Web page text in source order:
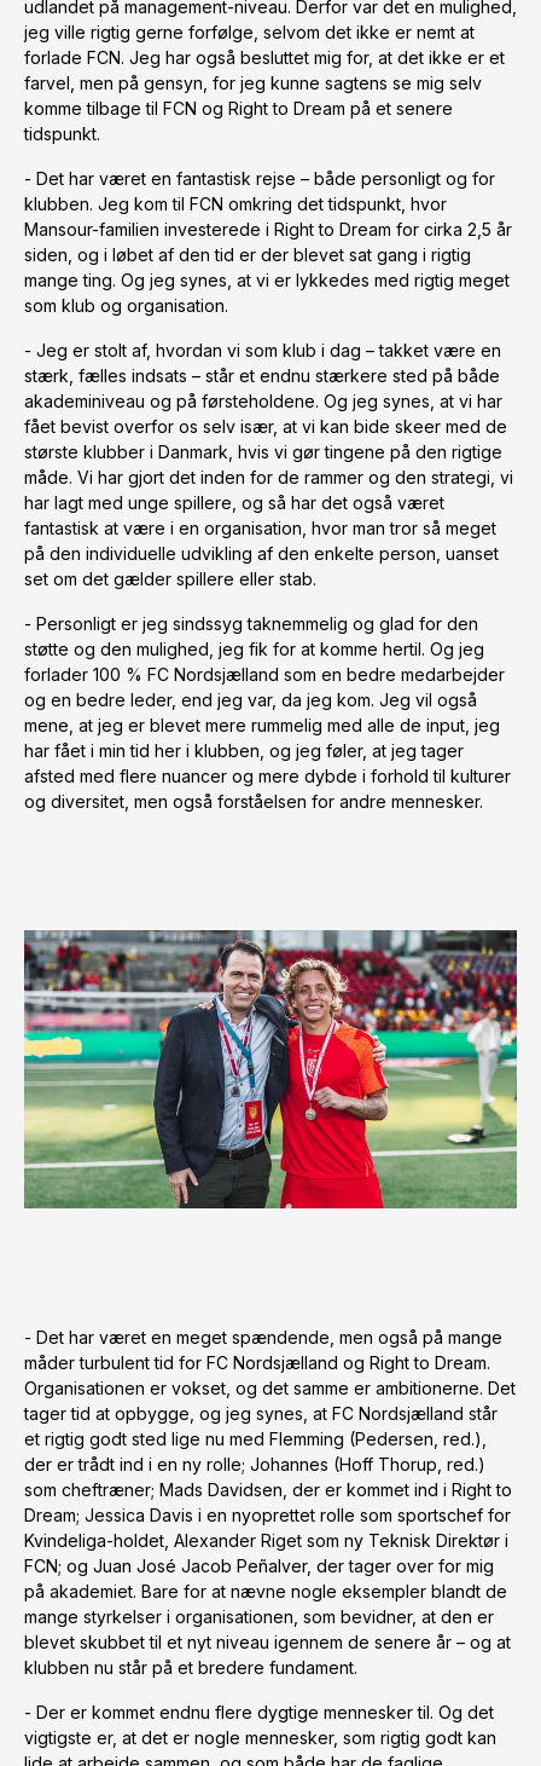
udlandet på management-niveau. Derfor var det en mulighed,
jeg ville rigtig gerne forfølge, selvom det ikke er nemt at
forlade FCN. Jeg har også besluttet mig for, at det ikke er et
farvel, men på gensyn, for jeg kunne sagtens se mig selv
komme tilbage til FCN og Right to Dream på et senere
tidspunkt.
- Det har været en fantastisk rejse – både personligt og for
klubben. Jeg kom til FCN omkring det tidspunkt, hvor
Mansour-familien investerede i Right to Dream for cirka 2,5 år
siden, og i løbet af den tid er der blevet sat gang i rigtig
mange ting. Og jeg synes, at vi er lykkedes med rigtig meget
som klub og organisation.
- Jeg er stolt af, hvordan vi som klub i dag – takket være en
stærk, fælles indsats – står et endnu stærkere sted på både
akademiniveau og på førsteholdene. Og jeg synes, at vi har
fået bevist overfor os selv især, at vi kan bide skeer med de
største klubber i Danmark, hvis vi gør tingene på den rigtige
måde. Vi har gjort det inden for de rammer og den strategi, vi
har lagt med unge spillere, og så har det også været
fantastisk at være i en organisation, hvor man tror så meget
på den individuelle udvikling af den enkelte person, uanset
set om det gælder spillere eller stab.
- Personligt er jeg sindssyg taknemmelig og glad for den
støtte og den mulighed, jeg fik for at komme hertil. Og jeg
forlader 100 % FC Nordsjælland som en bedre medarbejder
og en bedre leder, end jeg var, da jeg kom. Jeg vil også
mene, at jeg er blevet mere rummelig med alle de input, jeg
har fået i min tid her i klubben, og jeg føler, at jeg tager
afsted med flere nuancer og mere dybde i forhold til kulturer
og diversitet, men også forståelsen for andre mennesker.
- Det har været en meget spændende, men også på mange
måder turbulent tid for FC Nordsjælland og Right to Dream.
Organisationen er vokset, og det samme er ambitionerne. Det
tager tid at opbygge, og jeg synes, at FC Nordsjælland står
et rigtig godt sted lige nu med Flemming (Pedersen, red.),
der er trådt ind i en ny rolle; Johannes (Hoff Thorup, red.)
som cheftræner; Mads Davidsen, der er kommet ind i Right to
Dream; Jessica Davis i en nyoprettet rolle som sportschef for
Kvindeliga-holdet, Alexander Riget som ny Teknisk Direktør i
FCN; og Juan José Jacob Peñalver, der tager over for mig
på akademiet. Bare for at nævne nogle eksempler blandt de
mange styrkelser i organisationen, som bevidner, at den er
blevet skubbet til et nyt niveau igennem de senere år – og at
klubben nu står på et bredere fundament.
- Der er kommet endnu flere dygtige mennesker til. Og det
vigtigste er, at det er nogle mennesker, som rigtig godt kan